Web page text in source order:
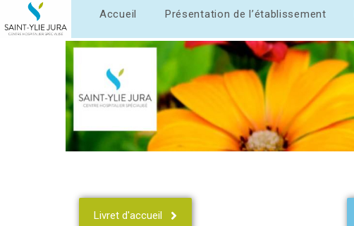
Accueil Présentation de l’établissement
Livret d'accueil